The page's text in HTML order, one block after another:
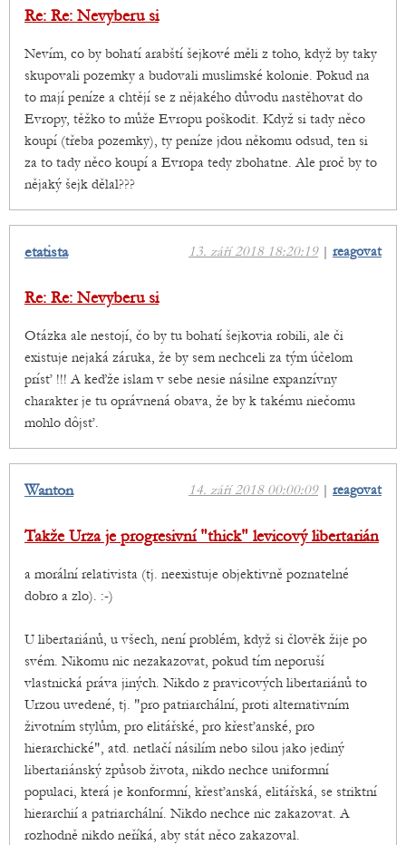
Re: Re: Nevyberu si
Nevím, co by bohatí arabští šejkové měli z toho, když by taky
skupovali pozemky a budovali muslimské kolonie. Pokud na
to mají peníze a chtějí se z nějakého důvodu nastěhovat do
Evropy, těžko to může Evropu poškodit. Když si tady něco
koupí (třeba pozemky), ty peníze jdou někomu odsud, ten si
za to tady něco koupí a Evropa tedy zbohatne. Ale proč by to
nějaký šejk dělal???
13. září 2018 18:20:19| reagovat
etatista
Re: Re: Nevyberu si
Otázka ale nestojí, čo by tu bohatí šejkovia robili, ale či
existuje nejaká záruka, že by sem nechceli za tým účelom
prísť !!! A keďže islam v sebe nesie násilne expanzívny
charakter je tu oprávnená obava, že by k takému niečomu
mohlo dôjsť.
14. září 2018 00:00:09| reagovat
Wanton
Takže Urza je progresivní "thick" levicový libertarián
a morální relativista (tj. neexistuje objektivně poznatelné
dobro a zlo). :-)
U libertariánů, u všech, není problém, když si člověk žije po
svém. Nikomu nic nezakazovat, pokud tím neporuší
vlastnická práva jiných. Nikdo z pravicových libertariánů to
Urzou uvedené, tj. "pro patriarchální, proti alternativním
životním stylům, pro elitářské, pro křesťanské, pro
hierarchické", atd. netlačí násilím nebo silou jako jediný
libertariánský způsob života, nikdo nechce uniformní
populaci, která je konformní, křesťanská, elitářská, se striktní
hierarchií a patriarchální. Nikdo nechce nic zakazovat. A
rozhodně nikdo neříká, aby stát něco zakazoval.